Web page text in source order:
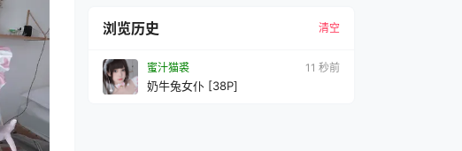
浏览历史 清空
蜜汁猫裘 13 秒前
奶牛兔女仆 [38P]